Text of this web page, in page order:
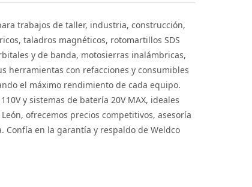
trabajos de taller, industria, construcción,
taladros magnéticos, rotomartillos SDS
y de banda, motosierras inalámbricas,
herramientas con refacciones y consumibles
el máximo rendimiento de cada equipo.
y sistemas de batería 20V MAX, ideales
ofrecemos precios competitivos, asesoría
Confía en la garantía y respaldo de Weldco